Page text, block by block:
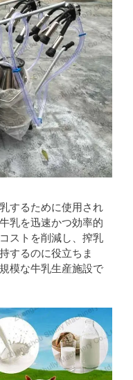
するために使用され
乳を迅速かつ効率的
ストを削減し、搾乳
するのに役立ちま
模な牛乳生産施設で